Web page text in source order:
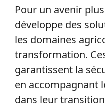
Pour un avenir
développe des
les domaines
transformation.
garantissent la
en accompagnant
dans leur